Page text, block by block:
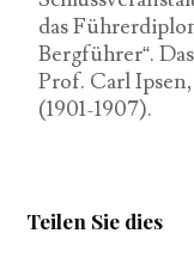
das
Bergführer“.
Prof. Carl
(1901-1907).
Teilen Sie dies